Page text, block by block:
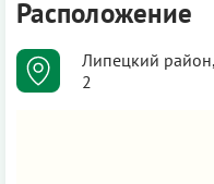
Расположение
Липецкий
2